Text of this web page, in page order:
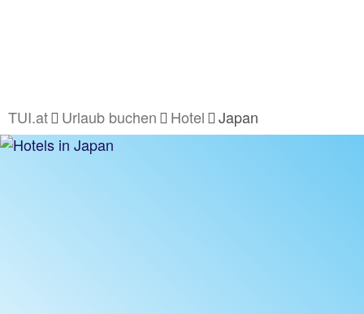
TUI.at Urlaub buchen Hotel Japan